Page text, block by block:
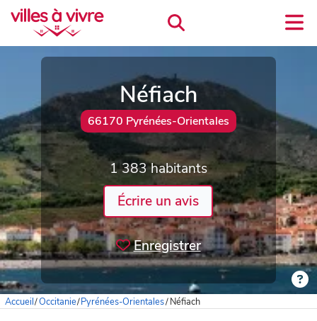
Néfiach
66170 Pyrénées-Orientales
1 383 habitants
Écrire un avis
Enregistrer
Accueil/Occitanie/Pyrénées-Orientales/Néfiach